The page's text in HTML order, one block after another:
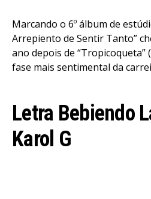
Marcando o 6º álbum de
Arrepiento de Sentir Tanto”
ano depois de “Tropicoqueta”
fase mais sentimental da
Letra Bebiendo
Karol G